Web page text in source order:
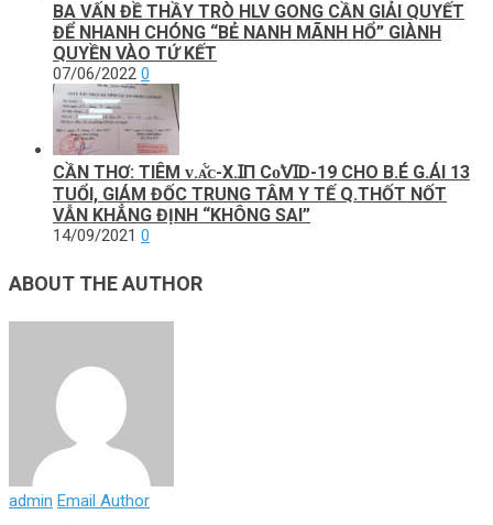
BA VẤN ĐỀ THẦY TRÒ HLV GONG CẦN GIẢI QUYẾT
ĐỂ NHANH CHÓNG “BẺ NANH MÃNH HỔ” GIÀNH
QUYỀN VÀO TỨ KẾT
07/06/2022 0
CẦN THƠ: TIÊM ᴠ.ᴀ̆́ᴄ-Х.ꞮП Сᴏ̃𝖵ꞮD-19 CHO B.É G.ÁI 13
TUỔI, GIÁM ĐỐC TRUNG TÂM Y TẾ Q.THỐT NỐT
VẪN KHẲNG ĐỊNH “KHÔNG SAI”
14/09/2021 0
ABOUT THE AUTHOR
admin Email Author